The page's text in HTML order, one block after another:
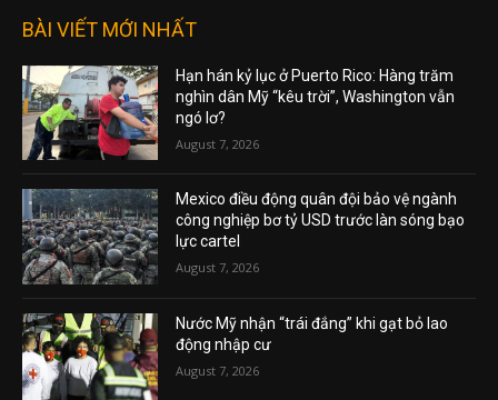
BÀI VIẾT MỚI NHẤT
Hạn hán kỷ lục ở Puerto Rico: Hàng trăm
nghìn dân Mỹ “kêu trời”, Washington vẫn
ngó lơ?
August 7, 2026
Mexico điều động quân đội bảo vệ ngành
công nghiệp bơ tỷ USD trước làn sóng bạo
lực cartel
August 7, 2026
Nước Mỹ nhận “trái đắng” khi gạt bỏ lao
động nhập cư
August 7, 2026